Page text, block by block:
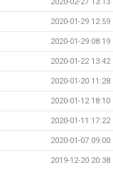
2020-01-29 12:59
2020-01-29 08:19
2020-01-22 13:42
2020-01-20 11:28
2020-01-12 18:10
2020-01-11 17:22
2020-01-07 09:00
2019-12-20 20:38